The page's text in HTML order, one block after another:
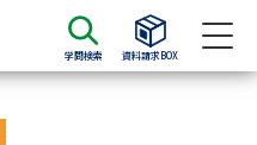
学問検索 資料請求BOX